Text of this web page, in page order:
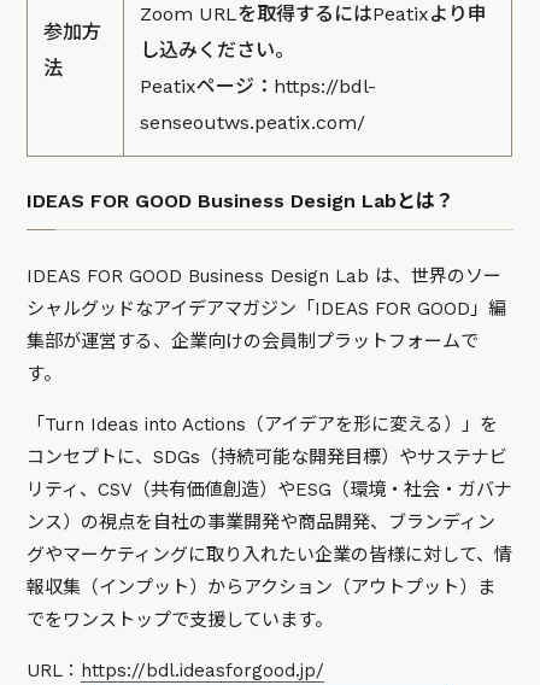
参加方
法
Zoom URLを取得するにはPeatixより申
し込みください。
Peatixページ： https://bdl-
senseoutws.peatix.com/
IDEAS FOR GOOD Business Design Labとは？
IDEAS FOR GOOD Business Design Lab は、世界のソー
シャルグッドなアイデアマガジン「IDEAS FOR GOOD」編
集部が運営する、企業向けの会員制プラットフォームで
す。
「Turn Ideas into Actions（アイデアを形に変える）」を
コンセプトに、SDGs（持続可能な開発目標）やサステナビ
リティ、CSV（共有価値創造）やESG（環境・社会・ガバナ
ンス）の視点を自社の事業開発や商品開発、ブランディン
グやマーケティングに取り入れたい企業の皆様に対して、情
報収集（インプット）からアクション（アウトプット）ま
でをワンストップで支援しています。
URL： https://bdl.ideasforgood.jp/